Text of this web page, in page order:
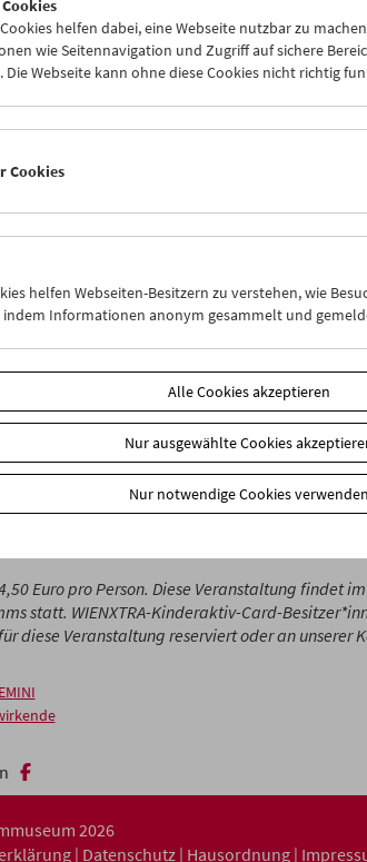
die Kleinsten:
Hüpfen, Schlittern und
Februar 2026
haben Pinguine eine Party, in manchen
alles ein Spiel ist und sich niemand dabei
"Slapstick" nennen wir das dann. Und dafür
(Stefan Huber)
Kleinstenbringt Filmprogramme für Kinder
von Gesprächen und Aktivitäten im Kinosaal.
Euro pro Person. Diese Veranstaltung findet
statt. WIENXTRA-Kinderaktiv-Card-
diese Veranstaltung reserviert oder an unserer
2026
| Datenschutz | Hausordnung |
helfen dabei, eine Webseite nutzbar zu
wie Seitennavigation und Zugriff auf sichere
Die Webseite kann ohne diese Cookies nicht richtig
Cookies
helfen Webseiten-Besitzern zu verstehen, wie
indem Informationen anonym gesammelt und
Alle Cookies akzeptieren
Nur ausgewählte Cookies
Nur notwendige Cookies verwenden